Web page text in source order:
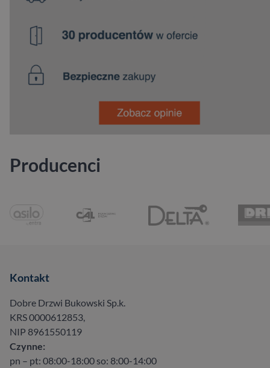
Producenci
Kontakt
Dobre Drzwi Bukowski Sp.k.
KRS 0000612853,
NIP 8961550119
Czynne:
pn – pt: 08:00-18:00 so: 8:00-14:00